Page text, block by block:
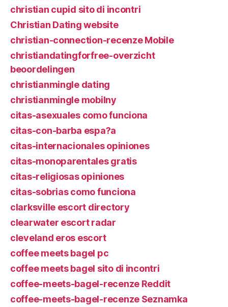
christian cupid sito di incontri
Christian Dating website
christian-connection-recenze Mobile
christiandatingforfree-overzicht
beoordelingen
christianmingle dating
christianmingle mobilny
citas-asexuales como funciona
citas-con-barba espa?a
citas-internacionales opiniones
citas-monoparentales gratis
citas-religiosas opiniones
citas-sobrias como funciona
clarksville escort directory
clearwater escort radar
cleveland eros escort
coffee meets bagel pc
coffee meets bagel sito di incontri
coffee-meets-bagel-recenze Reddit
coffee-meets-bagel-recenze Seznamka